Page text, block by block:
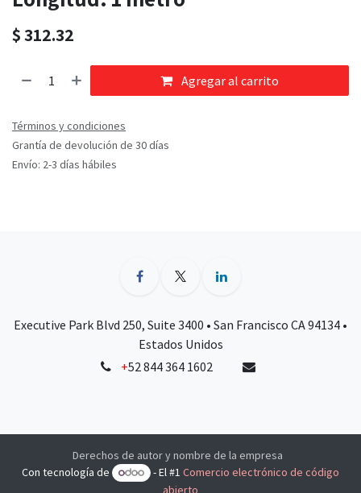
$312.32
Agregar al carrito
Términos y condiciones
Grantía de devolución de 30 días
Envío: 2-3 días hábiles
Executive Park Blvd 250, Suite 3400 • San Francisco CA 94134 •
Estados Unidos
+52 844 364 1602
Derechos de autor y nombre de la empresa
Con tecnología de
- El #1Comercio electrónico de código
abierto